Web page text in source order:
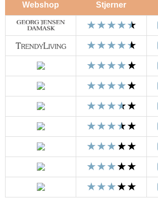
Webshop Stjerner